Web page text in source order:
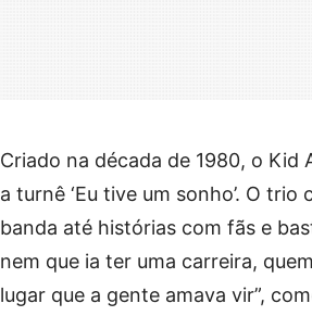
Criado na década de 1980, o Kid
a turnê ‘Eu tive um sonho’. O
banda até histórias com fãs e
nem que ia ter uma carreira,
lugar que a gente amava vir”,